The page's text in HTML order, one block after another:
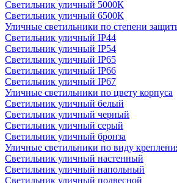
Cветильник уличный 5000К
Cветильник уличный 6500К
Уличные светильники по степени
Светильник уличный IP44
Светильник уличный IP54
Светильник уличный IP65
Светильник уличный IP66
Светильник уличный IP67
Уличные светильники по цвету корпуса
Светильник уличный белый
Светильник уличный черный
Светильник уличный серый
Светильник уличный бронза
Уличные светильники по виду
Светильник уличный настенный
Светильник уличный напольный
Светильник уличный подвесной